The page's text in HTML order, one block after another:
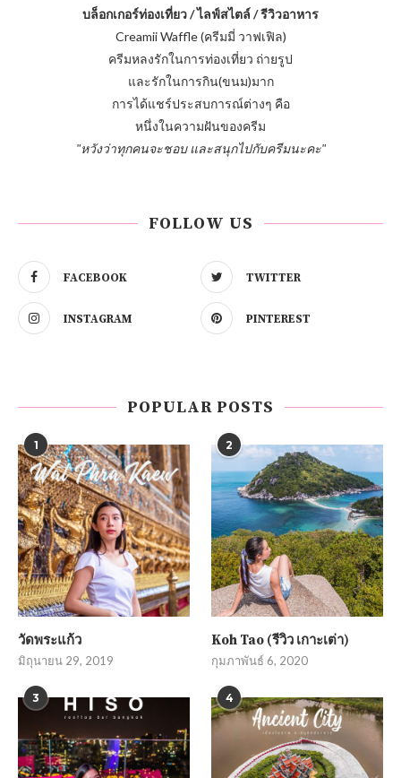
บล็อกเกอร์ท่องเที่ยว / ไลฟ์สไตล์ / รีวิวอาหาร
Creamii Waffle (ครีมมี่ วาฟเฟิล)
ครีมหลงรักในการท่องเที่ยว ถ่ายรูป
และรักในการกิน(ขนม)มาก
การได้แชร์ประสบการณ์ต่างๆ คือ
หนึ่งในความฝันของครีม
"หวังว่าทุกคนจะชอบ และสนุกไปกับครีมนะคะ"
FOLLOW US
FACEBOOK TWITTER
INSTAGRAM PINTEREST
POPULAR POSTS
1
วัดพระแก้ว
มิถุนายน 29, 2019
2
Koh Tao (รีวิว เกาะเต่า)
กุมภาพันธ์ 6, 2020
3 4